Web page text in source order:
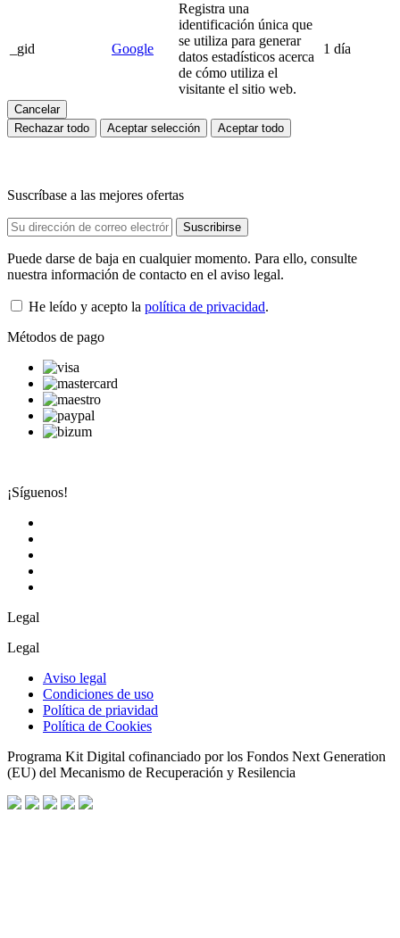
_gid Google
Registra una
identificación única que
se utiliza para generar
datos estadísticos acerca
de cómo utiliza el
visitante el sitio web.
1 día
Cancelar
Rechazar todo
Aceptar selección Aceptar todo
Suscríbase a las mejores ofertas
Puede darse de baja en cualquier momento. Para ello, consulte
nuestra información de contacto en el aviso legal.
He leído y acepto la política de privacidad.
Métodos de pago
¡Síguenos!
Legal
Legal
Aviso legal
Condiciones de uso
Política de priavidad
Política de Cookies
Programa Kit Digital cofinanciado por los Fondos Next Generation
(EU) del Mecanismo de Recuperación y Resilencia